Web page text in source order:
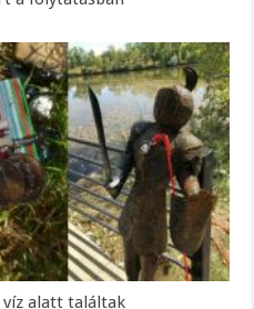
víz alatt találtak